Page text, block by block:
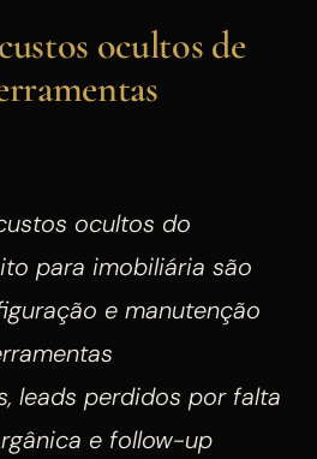
ocultos de
ocultos do
para imobiliária são
e manutenção
leads perdidos por falta
e follow-up